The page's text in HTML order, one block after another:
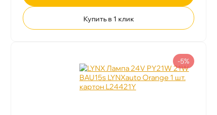
Купить в 1 клик
-5%